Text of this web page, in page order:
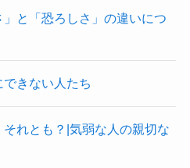
と「恐ろしさ」の違いにつ
きない人たち
れとも？|気弱な人の親切な